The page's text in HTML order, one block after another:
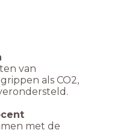
van
als CO2,
met de